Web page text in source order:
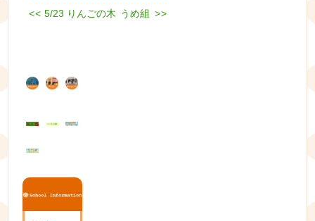
投
ビ
ン
Previous
<< 5/23 りんごの木 Next
うめ組 >>